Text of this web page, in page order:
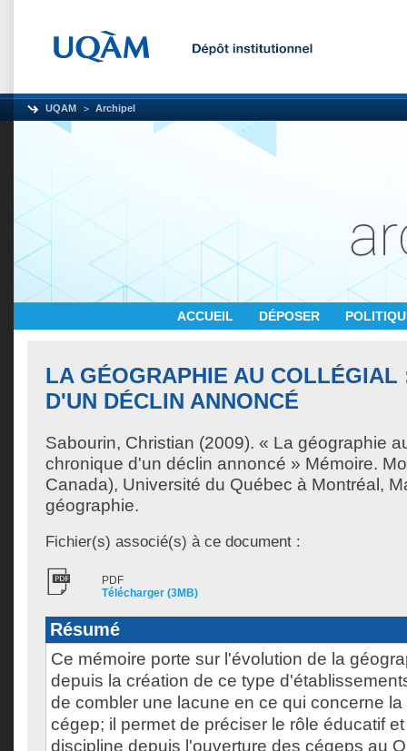
UQAM Archipel
ACCUEIL DÉPOSER
LA GÉOGRAPHIE AU COLLÉGIAL
D'UN DÉCLIN ANNONCÉ
Sabourin, Christian (2009). « La géographie
chronique d'un déclin annoncé » Mémoire.
Canada), Université du Québec à Montréal,
géographie.
Fichier(s) associé(s) à ce document :
PDF
Télécharger (3MB)
Résumé
Ce mémoire porte sur l'évolution de la
depuis la création de ce type
de combler une lacune en ce qui concerne
cégep; il permet de préciser le rôle éducatif
discipline depuis l'ouverture des cégeps au